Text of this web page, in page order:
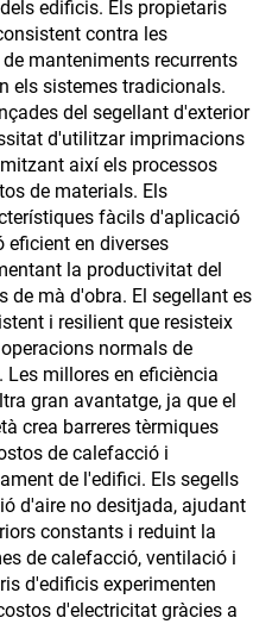
edificis. Els propietaris
contra les
manteniments recurrents
els sistemes tradicionals.
del segellant d'exterior
d'utilitzar imprimacions
així els processos
de materials. Els
fàcils d'aplicació
eficient en diverses
la productivitat del
de mà d'obra. El segellant es
i resilient que resisteix
normals de
millores en eficiència
gran avantatge, ja que el
crea barreres tèrmiques
de calefacció i
de l'edifici. Els segells
d'aire no desitjada, ajudant
constants i reduint la
de calefacció, ventilació i
d'edificis experimenten
d'electricitat gràcies a